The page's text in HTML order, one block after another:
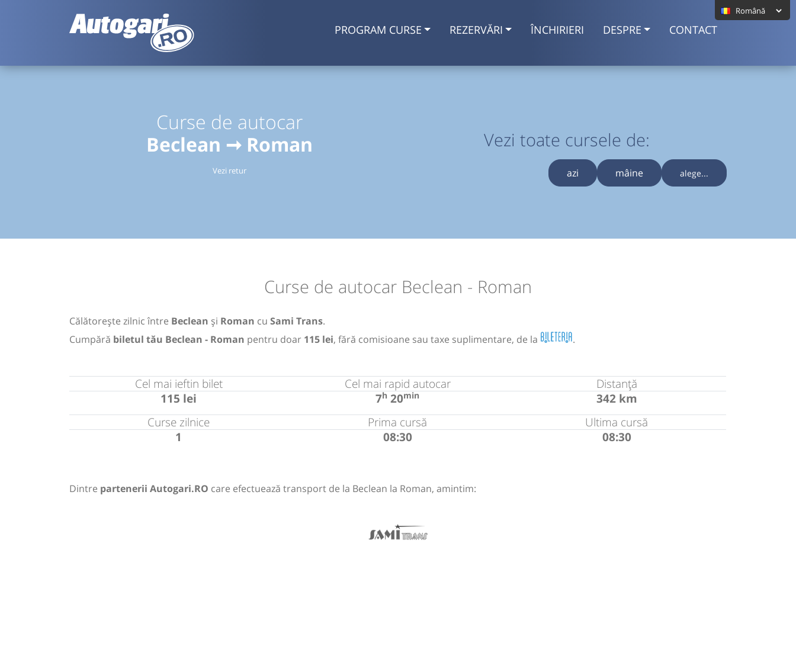
PROGRAM CURSE REZERVĂRI ÎNCHIRIERI DESPRE CONTACT
Curse de autocar
Beclean ➞ Roman
Vezi retur
Vezi toate cursele de:
azi mâine alege...
Curse de autocar Beclean - Roman
Călătorește zilnic între Beclean și Roman cu Sami Trans.
Cumpără biletul tău Beclean - Roman pentru doar 115 lei, fără comisioane sau taxe suplimentare, de la .
Cel mai ieftin bilet
115 lei
Cel mai rapid autocar
7h 20min
Distanță
342 km
Curse zilnice
1
Prima cursă
08:30
Ultima cursă
08:30
Dintre partenerii Autogari.RO care efectuează transport de la Beclean la Roman, amintim: